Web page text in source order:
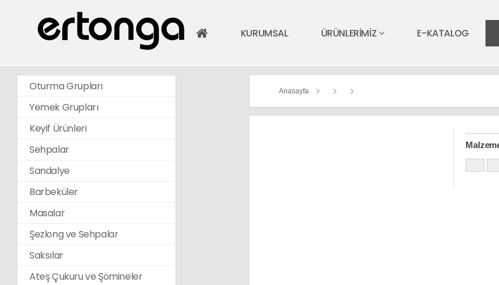
KURUMSAL ÜRÜNLERİMİZ E-KATALOG
Oturma Grupları
Yemek Grupları
Keyif Ürünleri
Sehpalar
Sandalye
Barbeküler
Masalar
Şezlong ve Sehpalar
Saksılar
Ateş Çukuru ve Şömineler
Anasayfa